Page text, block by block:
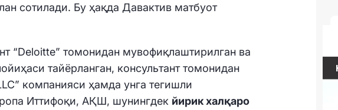
сотилади. Бу ҳақда Давактив матбуот
“Deloitte” томонидан мувофиқлаштирилган ва
тайёрланган, консультант томонидан
компанияси ҳамда унга тегишли
Иттифоқи, АҚШ, шунингдек йирик халқаро